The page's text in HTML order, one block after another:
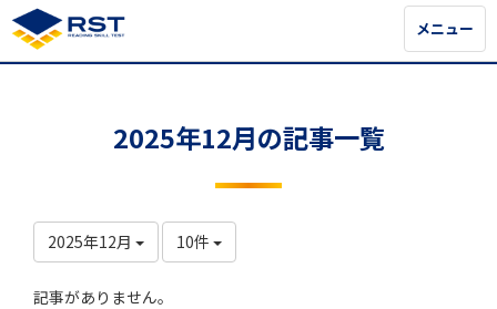
メニュー
メニュー
2025年12月の記事一覧
2025年12月 10件
記事がありません。